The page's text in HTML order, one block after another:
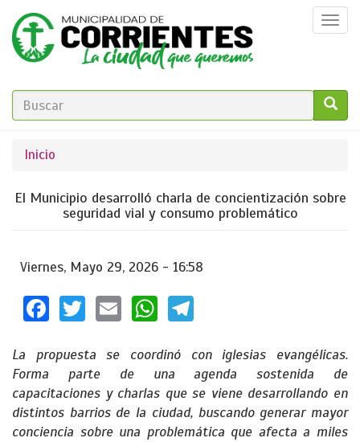
Pasar
contenido
principal
FORMULARIO
BÚSQUEDA
Se
encuentra
usted
Inicio
El Municipio desarrolló charla de concientización sobre
seguridad vial y consumo problemático
Viernes, Mayo 29, 2026 - 16:58
Facebook
TwitterEmailWhatsApp
La propuesta se coordinó con iglesias evangélicas.
Forma parte de una agenda sostenida de
capacitaciones y charlas que se viene desarrollando en
distintos barrios de la ciudad, buscando generar mayor
conciencia sobre una problemática que afecta a miles